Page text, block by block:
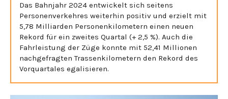
Das Bahnjahr 2024 entwickelt sich seitens
Personenverkehres weiterhin positiv und erzielt mit
5,78 Milliarden Personenkilometern einen neuen
Rekord für ein zweites Quartal (+ 2,5 %). Auch die
Fahrleistung der Züge konnte mit 52,41 Millionen
nachgefragten Trassenkilometern den Rekord des
Vorquartales egalisieren.